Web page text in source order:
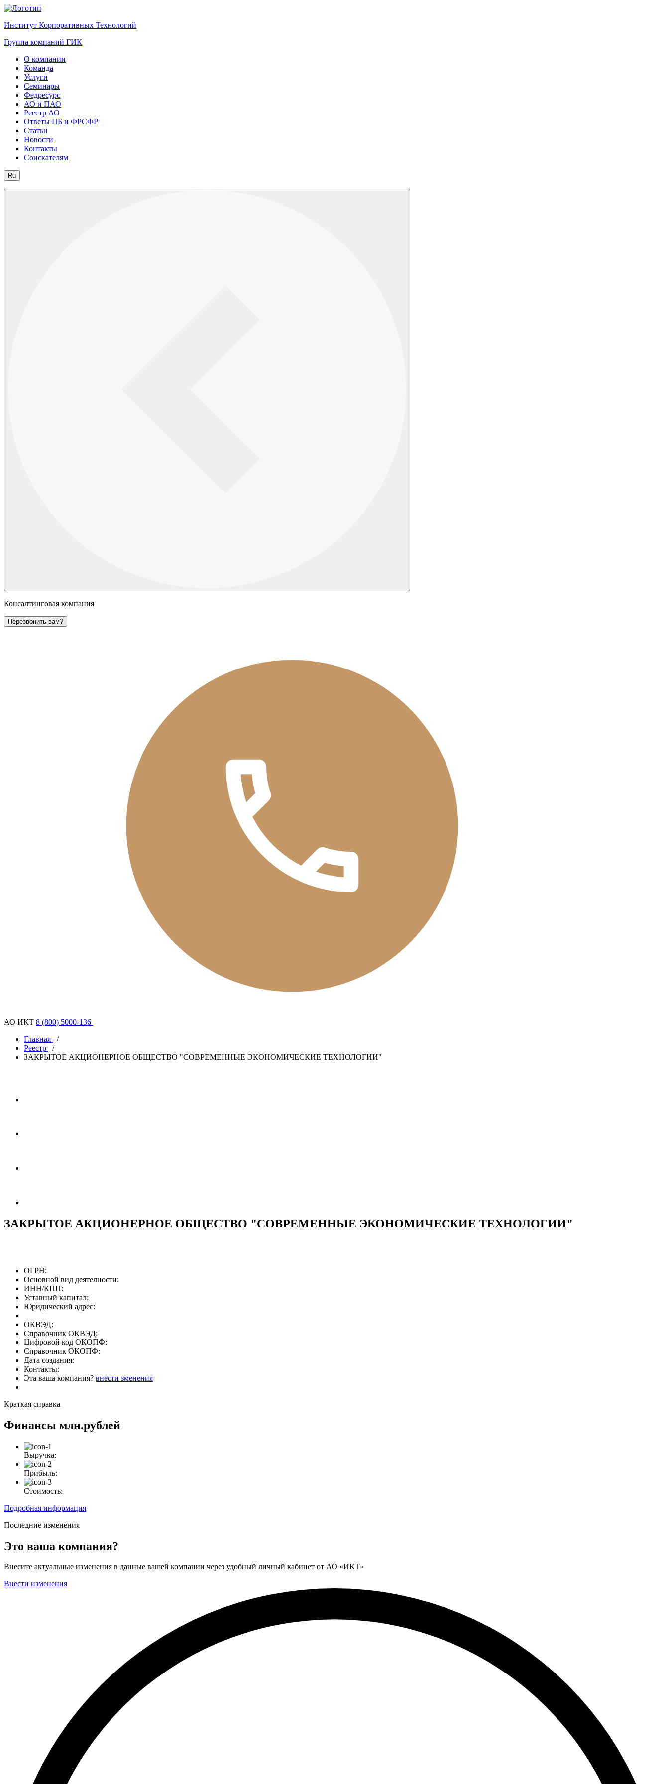
Институт Корпоративных Технологий
Группа компаний ГИК
О компании
Команда
Услуги
Семинары
Федресурс
АО и ПАО
Реестр АО
Ответы ЦБ и ФРСФР
Статьи
Новости
Контакты
Соискателям
Ru
Консалтинговая компания
Перезвонить вам?
АО ИКТ 8 (800) 5000-136
Главная
/
Реестр
/
ЗАКРЫТОЕ АКЦИОНЕРНОЕ ОБЩЕСТВО "СОВРЕМЕННЫЕ ЭКОНОМИЧЕСКИЕ ТЕХНОЛОГИИ"
ЗАКРЫТОЕ АКЦИОНЕРНОЕ ОБЩЕСТВО "СОВРЕМЕННЫЕ ЭКОНОМИЧЕСКИЕ ТЕХНОЛОГИИ"
ОГРН:
Основной вид деятелности:
ИНН/КПП:
Уставный капитал:
Юридический адрес:
ОКВЭД:
Справочник ОКВЭД:
Цифровой код ОКОПФ:
Справочник ОКОПФ:
Дата создания:
Контакты:
Эта ваша компания? внести зменения
Краткая справка
Финансы млн.рублей
Выручка:
Прибыль:
Стоимость:
Подробная информация
Последние изменения
Это ваша компания?
Внесите актуальные изменения в данные вашей компании через удобный личный кабинет от АО «ИКТ»
Внести изменения